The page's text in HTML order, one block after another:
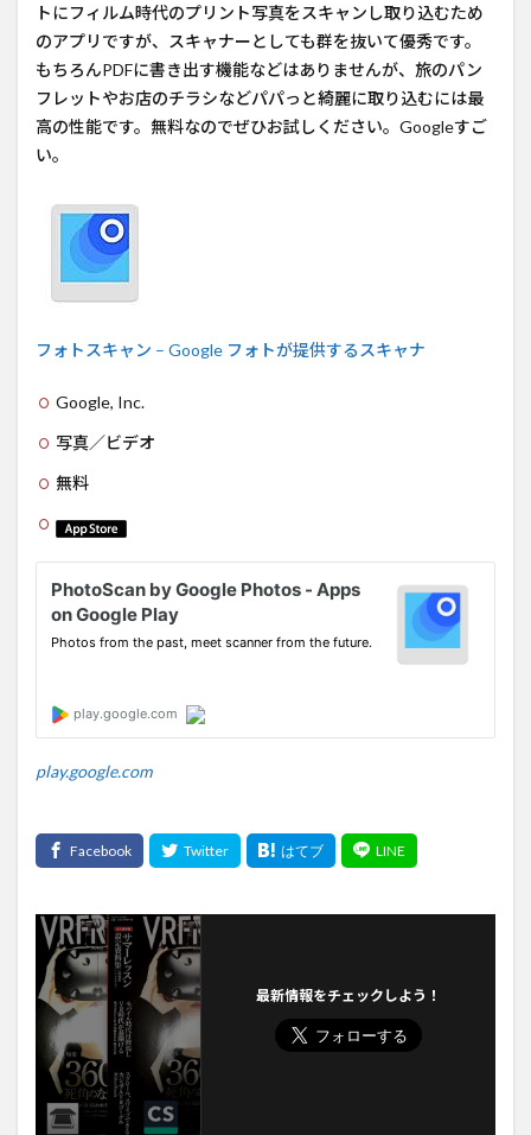
トにフィルム時代のプリント写真をスキャンし取り込むため
のアプリですが、スキャナーとしても群を抜いて優秀です。
もちろんPDFに書き出す機能などはありませんが、旅のパン
フレットやお店のチラシなどパパっと綺麗に取り込むには最
高の性能です。無料なのでぜひお試しください。Googleすご
い。
フォトスキャン – Google フォトが提供するスキャナ
Google, Inc.
写真／ビデオ
無料
play.google.com
最新情報をチェックしよう！